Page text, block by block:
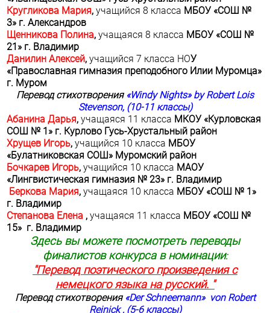
Кругликова Мария,учащийся 8 класса МБОУ «СОШ №
3» г. Александров
Щенникова Полина,учащаяся 8 класса МБОУ «СОШ №
21» г. Владимир
Данилин Алексей,учащийся 7 класса НОУ
«Православная гимназия преподобного Илии Муромца»
г. Муром
Перевод стихотворения «Windy Nights»by Robert Lois
Stevenson, (10-11 классы)
Абанина Дарья,учащаяся 11 класса МКОУ «Курловская
СОШ № 1» г. Курлово Гусь-Хрустальный район
Хрущев Игорь,учащийся 10 класса МБОУ
«Булатниковская СОШ» Муромский район
Бочкарев Игорь,учащийся 10 класса МАОУ
«Лингвистическая гимназия № 23» г. Владимир
Беркова Мария,учащаяся 10 класса МБОУ «СОШ № 1»
г. Владимир
Степанова Елена ,учащаяся 11 класса МБОУ «СОШ №
15» г. Владимир
Здесь вы можете посмотреть переводы
финалистов конкурса в номинации:
"Перевод поэтического произведенияс
немецкого языка на русский. "
Перевод стихотворения «Der Schneemann» von Robert
Reinick, (5-6 классы)